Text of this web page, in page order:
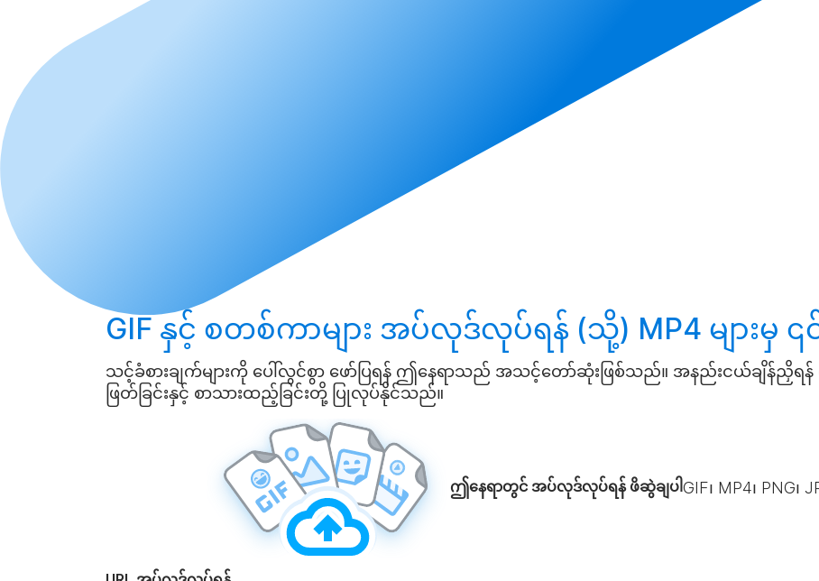
GIF နှင့် စတစ်ကာများ အပ်လုဒ်လုပ်ရန် (သို့) MP4 များမှ
သင့်ခံစားချက်များကို ပေါ်လွင်စွာ ဖော်ပြရန် ဤနေရာသည် အသင့်တော်ဆုံးဖြစ်သည်။ အနည်းငယ်ချိန်ညှိရန်
ဖြတ်ခြင်းနှင့် စာသားထည့်ခြင်းတို့ ပြုလုပ်နိုင်သည်။
ဤနေရာတွင် အပ်လုဒ်လုပ်ရန် ဖိဆွဲချပါ GIF၊ MP4၊ PNG၊